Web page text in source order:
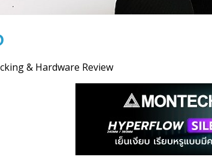
รสำหรับยุค Agentic AI ณ
ต่งตั้ง Ascenti เป็น
ยอย่างเป็นทางการ
ล AI ตั้งแต่ระดับเริ่มต้น
& Hardware Review